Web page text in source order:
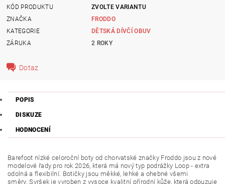
KÓD PRODUKTU
ZVOLTE VARIANTU
ZNAČKA
FRODDO
KATEGORIE
DĚTSKÁ DÍVČÍ OBUV
ZÁRUKA
2 ROKY
Dotaz
POPIS
DISKUZE
HODNOCENÍ
Barefoot nízké celoroční boty od chorvatské značky Froddo jsou z nové
modelové řady pro rok 2026, která má nový typ podrážky Loop - extra
odolná a flexibilní. Botičky jsou měkké, lehké a ohebné všemi
směry.Svršek je vyroben z vysoce kvalitní přírodní kůže, která odpuzuje